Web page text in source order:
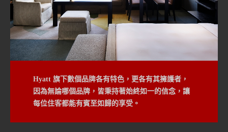
Hyatt 旗下數個品牌各有特色，更各有其擁護者，
因為無論哪個品牌，皆秉持著始終如一的信念，讓
每位住客都能有賓至如歸的享受。